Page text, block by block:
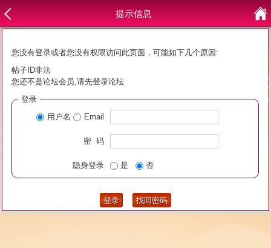
提示信息
您没有登录或者您没有权限访问此页面，可能如下几个原因:
帖子ID非法
您还不是论坛会员,请先登录论坛
登录
用户名
Email
密 码
隐身登录 是 否